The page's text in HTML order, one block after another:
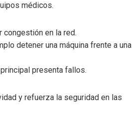
médicos.
congestión en la red.
detener una máquina frente a una
presenta fallos.
y refuerza la seguridad en las